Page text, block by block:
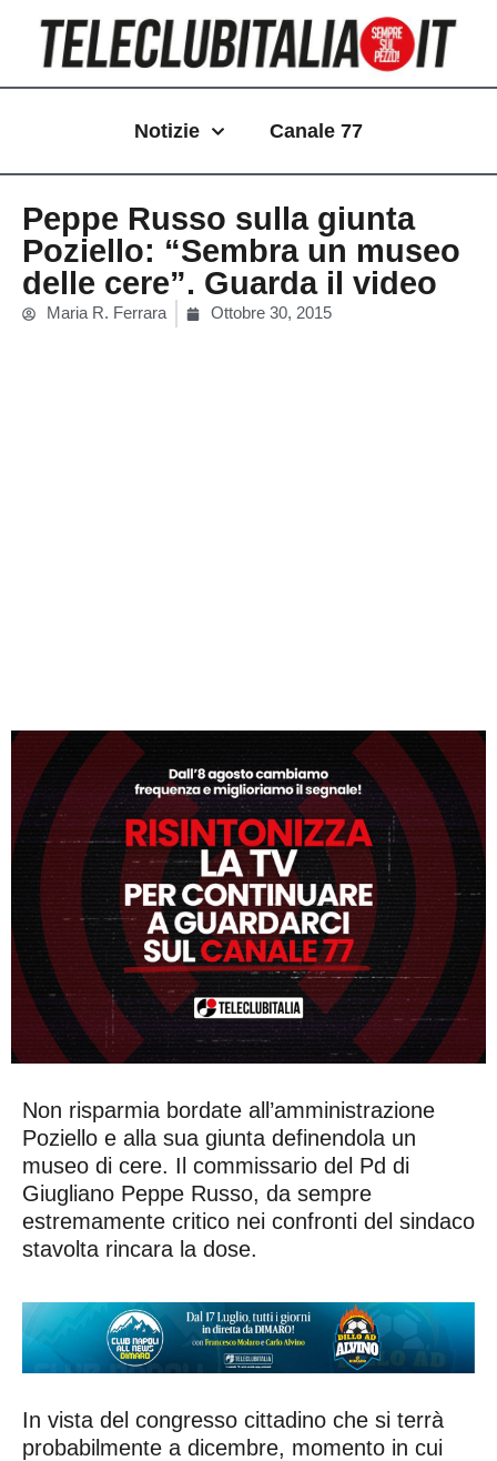
contenuto
Notizie Canale 77
Peppe Russo sulla giunta
Poziello: “Sembra un museo
delle cere”. Guarda il video
Maria R. Ferrara Ottobre 30, 2015
Non risparmia bordate all’amministrazione
Poziello e alla sua giunta definendola un
museo di cere. Il commissario del Pd di
Giugliano Peppe Russo, da sempre
estremamente critico nei confronti del sindaco
stavolta rincara la dose.
In vista del congresso cittadino che si terrà
probabilmente a dicembre, momento in cui